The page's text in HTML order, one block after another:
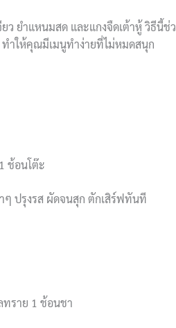
ว ยำแหนมสด และแกงจืดเต้าหู้ วิธีนี้ช่
าให้คุณมีเมนูทำง่ายที่ไม่หมดสนุก
ช้อนโต๊ะ
ๆ ปรุงรส ผัดจนสุก ตักเสิร์ฟทันที
ทราย 1 ช้อนชา